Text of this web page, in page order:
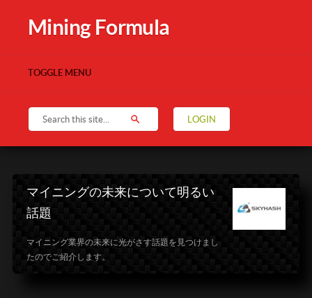
Mining Formula
TOGGLE MENU
LOGIN
マイニングの未来について明るい
話題
マイニング業界の未来に光がさす話題を見つけまし
たのでご紹介します。